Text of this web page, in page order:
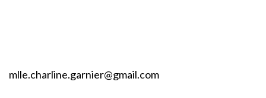
mlle.charline.garnier@gmail.com